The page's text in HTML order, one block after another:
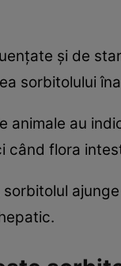
și de
sorbitolului
animale au
când flora